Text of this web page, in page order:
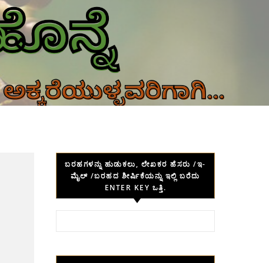
ಬರಹಗಳನ್ನು ಹುಡುಕಲು, ಲೇಖಕರ ಹೆಸರು /ಇ-
ಮೈಲ್ /ಬರಹದ ಶೀರ್ಷಿಕೆಯನ್ನು ಇಲ್ಲಿ ಬರೆದು
ENTER KEY ಒತ್ತಿ.